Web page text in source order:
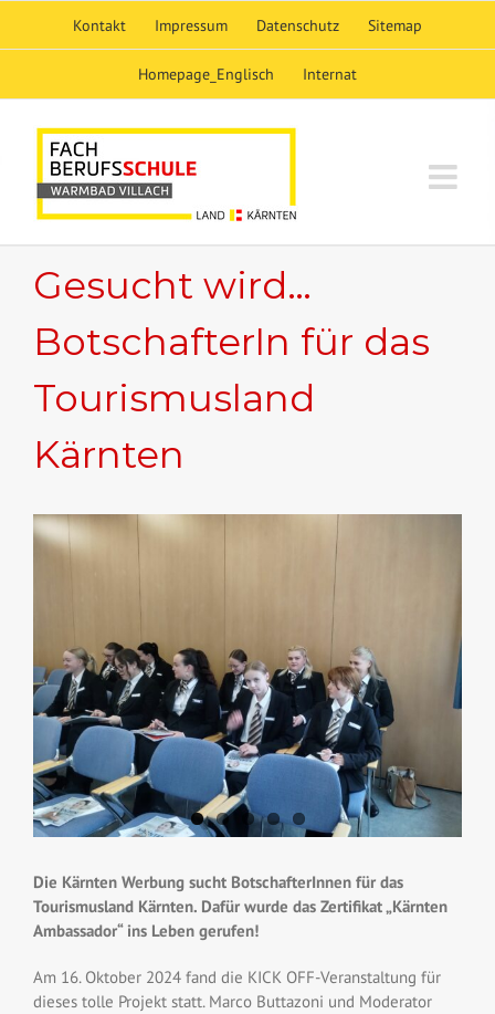
Kontakt Impressum Datenschutz Sitemap
Homepage_Englisch Internat
Gesucht wird…
BotschafterIn für das
Tourismusland
Kärnten
View
Larger
Die Kärnten Werbung sucht BotschafterInnen für das
Tourismusland Kärnten. Dafür wurde das Zertifikat „Kärnten
Ambassador“ ins Leben gerufen!
Am 16. Oktober 2024 fand die KICK OFF-Veranstaltung für
dieses tolle Projekt statt. Marco Buttazoni und Moderator